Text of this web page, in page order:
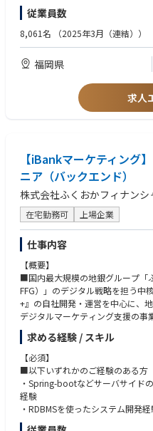
１３年目 約９６０万円 営業管
※入社時年齢２７歳／前職 他業界
※産休・育休取得推奨（取得率は
マーケティング株式会社」へ出向
【業務内容】
「Wallet+」（自社開発）のフロン
■新規機能追加/既存機能改修/バ
■ユーザーからのフィードバック
ナー、バックエンドエンジニア
【開発環境】
■OS：Windows／macOS
■開発言語：Dart
■フレームワーク：flutter
■インフラ/クラウド：AWS
■プロジェクト管理・情報共有ツ
■その他：figma,Node.js
・Swift/Objective-C/Java/Kotlinな
経験
SI企業やITコンサルティングファ
■モバイルアプリのパフォーマン
■WEBアプリにおけるサーバサ
■BtoCアプリケーションの開発
■銀行業界の知識・経験
【求める人物像】
■本プロジェクト（Misson/Vision/
■既存のやり方に固執せず、柔軟
ある方
従業員数
8,061名 （2025年3月（連結））
福岡県
求人
【iBankマーケティング
ニア（バックエンド）
株式会社ふくおかフィナンシ
在宅勤務可 上場企業
仕事内容
【概要】
■国内最大規模の地銀グループ「
FFG）」のデジタル戦略を担う中
+』の自社開発・運営を中心に、
デジタルマーケティング支援の事
式会社」でエンジニアを募集して
■現在、「Wallet+」は全国11行
いただいており、300万ダウンロ
今後も導入銀行、アプリユーザー
最大化を実現するため機能拡充を
■そこで、開発組織を強化するた
ます。
求める経験 / スキル
【必須】
■以下いずれかのご経験のある方
・Spring-bootなどサーバサイド
経験
・RDBMSを使ったシステム開発
シージャなどの経験）